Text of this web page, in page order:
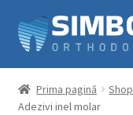
Prima pagină Shop
Adezivi inel molar